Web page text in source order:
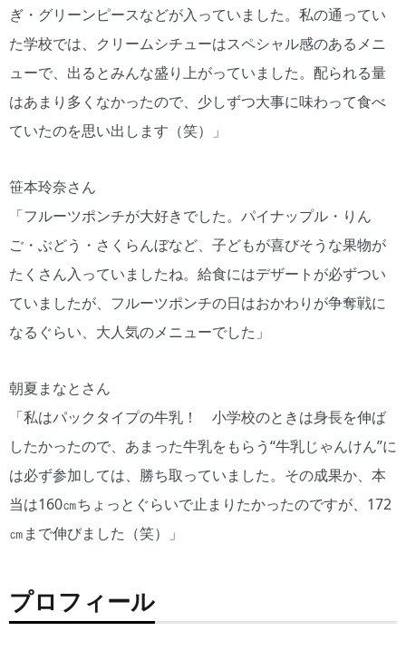
ぎ・グリーンピースなどが入っていました。私の通ってい
た学校では、クリームシチューはスペシャル感のあるメニ
ューで、出るとみんな盛り上がっていました。配られる量
はあまり多くなかったので、少しずつ大事に味わって食べ
ていたのを思い出します（笑）」
笹本玲奈さん
「フルーツポンチが大好きでした。パイナップル・りん
ご・ぶどう・さくらんぼなど、子どもが喜びそうな果物が
たくさん入っていましたね。給食にはデザートが必ずつい
ていましたが、フルーツポンチの日はおかわりが争奪戦に
なるぐらい、大人気のメニューでした」
朝夏まなとさん
「私はパックタイプの牛乳！ 小学校のときは身長を伸ば
したかったので、あまった牛乳をもらう“牛乳じゃんけん”に
は必ず参加しては、勝ち取っていました。その成果か、本
当は160㎝ちょっとぐらいで止まりたかったのですが、172
㎝まで伸びました（笑）」
プロフィール